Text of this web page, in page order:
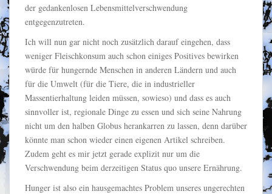
der gedankenlosen Lebensmittelverschwendung
entgegenzutreten.
Ich will nun gar nicht noch zusätzlich darauf eingehen, dass
weniger Fleischkonsum auch schon einiges Positives bewirken
würde für hungernde Menschen in anderen Ländern und auch
für die Umwelt (für die Tiere, die in industrieller
Massentierhaltung leiden müssen, sowieso) und dass es auch
sinnvoller ist, regionale Dinge zu essen und sich seine Nahrung
nicht um den halben Globus herankarren zu lassen, denn darüber
könnte man schon wieder einen eigenen Artikel schreiben.
Zudem geht es mir jetzt gerade explizit nur um die
Verschwendung beim derzeitigen Status quo unsere Ernährung.
Hunger ist also ein hausgemachtes Problem unseres ungerechten